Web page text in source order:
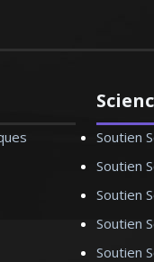
Soutien
Soutien
Soutien
Soutien
Soutien